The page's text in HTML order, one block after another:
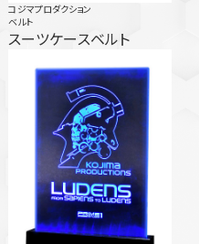
コジマプロダクション
ベルト
スーツケースベルト